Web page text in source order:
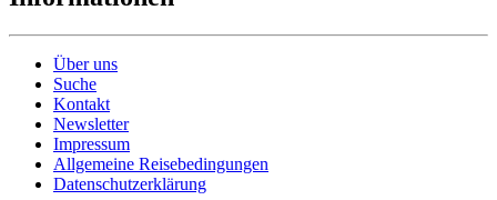
Über uns
Suche
Kontakt
Newsletter
Impressum
Allgemeine Reisebedingungen
Datenschutzerklärung